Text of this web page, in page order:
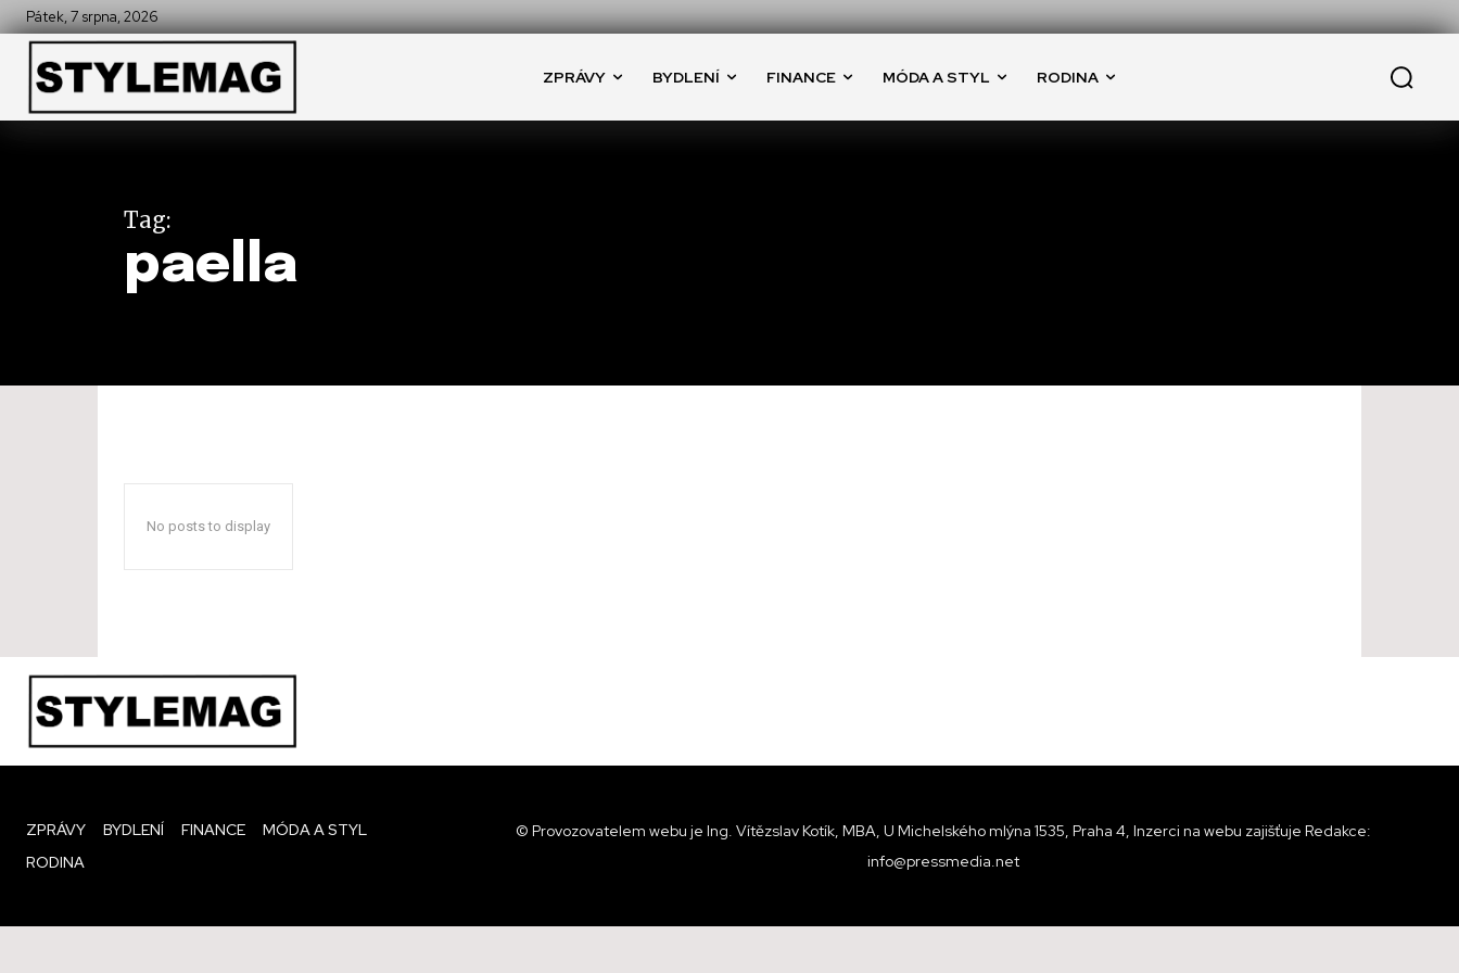
Pátek, 7 srpna, 2026
ZPRÁVY BYDLENÍ FINANCE MÓDA A STYL RODINA
Tag:
paella
No posts to display
ZPRÁVY BYDLENÍ FINANCE
MÓDA A STYL
RODINA
© Provozovatelem webu je Ing. Vítězslav Kotík, MBA, U Michelského mlýna 1535, Praha 4, Inzerci na webu zajišťuje Redakce:
info@pressmedia.net